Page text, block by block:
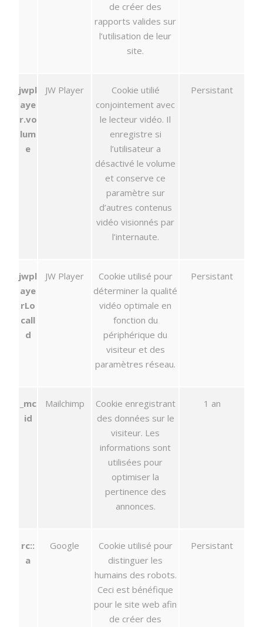
de créer des
rapports valides sur
l’utilisation de leur
site.
jwpl
aye
r.vo
lum
e
JW Player
Cookie utilié
conjointement avec
le lecteur vidéo. Il
enregistre si
l’utilisateur a
désactivé le volume
et conserve ce
paramètre sur
d’autres contenus
vidéo visionnés par
l’internaute.
Persistant
jwpl
aye
rLo
call
d
JW Player
Cookie utilisé pour
déterminer la qualité
vidéo optimale en
fonction du
périphérique du
visiteur et des
paramètres réseau.
Persistant
_mc
id
Mailchimp
Cookie enregistrant
des données sur le
visiteur. Les
informations sont
utilisées pour
optimiser la
pertinence des
annonces.
1 an
rc::
a
Google
Cookie utilisé pour
distinguer les
humains des robots.
Ceci est bénéfique
pour le site web afin
de créer des
Persistant